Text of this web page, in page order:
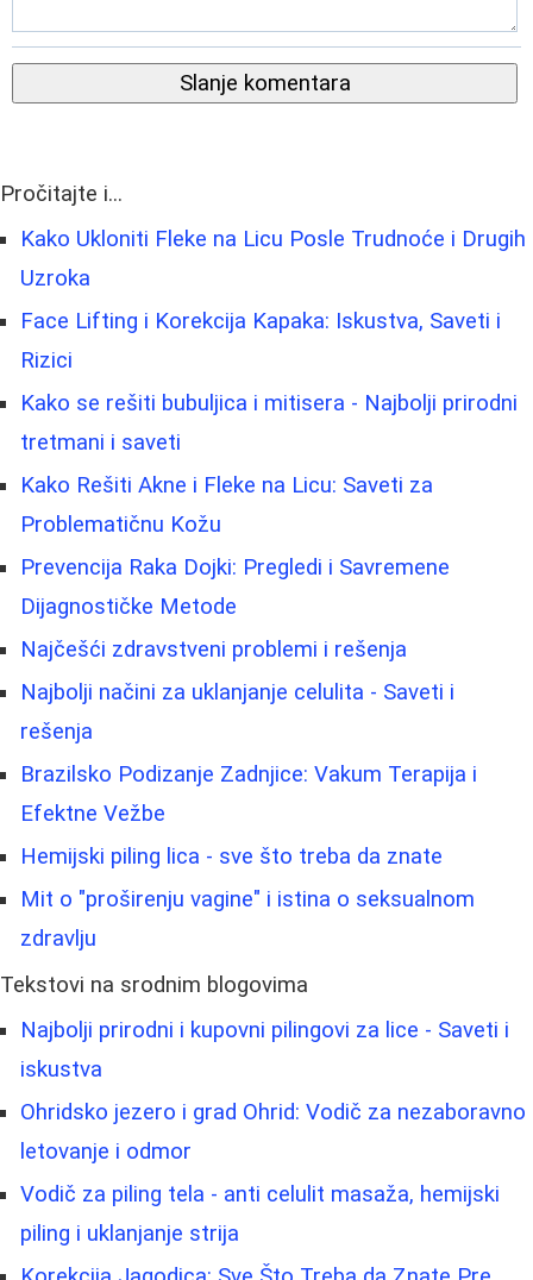
Slanje komentara
Pročitajte i...
Kako Ukloniti Fleke na Licu Posle Trudnoće i Drugih
Uzroka
Face Lifting i Korekcija Kapaka: Iskustva, Saveti i
Rizici
Kako se rešiti bubuljica i mitisera - Najbolji prirodni
tretmani i saveti
Kako Rešiti Akne i Fleke na Licu: Saveti za
Problematičnu Kožu
Prevencija Raka Dojki: Pregledi i Savremene
Dijagnostičke Metode
Najčešći zdravstveni problemi i rešenja
Najbolji načini za uklanjanje celulita - Saveti i
rešenja
Brazilsko Podizanje Zadnjice: Vakum Terapija i
Efektne Vežbe
Hemijski piling lica - sve što treba da znate
Mit o "proširenju vagine" i istina o seksualnom
zdravlju
Tekstovi na srodnim blogovima
Najbolji prirodni i kupovni pilingovi za lice - Saveti i
iskustva
Ohridsko jezero i grad Ohrid: Vodič za nezaboravno
letovanje i odmor
Vodič za piling tela - anti celulit masaža, hemijski
piling i uklanjanje strija